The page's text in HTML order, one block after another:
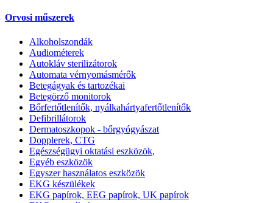
Orvosi műszerek
Alkoholszondák
Audiométerek
Autokláv sterilizátorok
Automata vérnyomásmérők
Betegágyak és tartozékai
Betegörző monitorok
Bőrfertőtlenítők, nyálkahártyafertőtlenítők
Defibrillátorok
Dermatoszkopok - bőrgyógyászat
Dopplerek, CTG
Egészségügyi oktatási eszközök,
Egyéb eszközök
Egyszer használatos eszközök
EKG készülékek
EKG papírok, EEG papírok, UK papírok